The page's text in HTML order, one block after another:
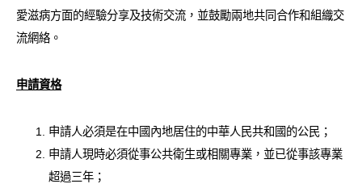
愛滋病方面的經驗分享及技術交流，並鼓勵兩地共同合作和組織交
流網絡。
申請資格
申請人必須是在中國內地居住的中華人民共和國的公民；
申請人現時必須從事公共衛生或相關專業，並已從事該專業
超過三年；